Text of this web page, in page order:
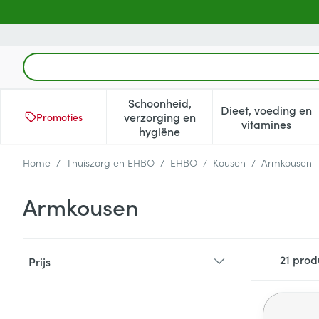
Product, merk, categorie...
Promoties
Schoonheid,
verzorging en
hygiëne
Toon submenu voor
Dieet, voeding en
vitamines
Toon
Home / Thuiszorg en EHBO / EHBO / Kousen / Armkousen
Armkousen
Prijs
21